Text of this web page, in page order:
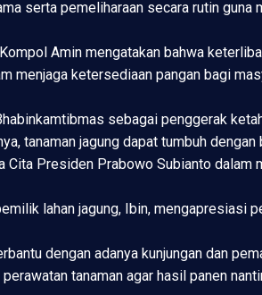
serta pemeliharaan secara rutin guna
Amin mengatakan bahwa
menjaga ketersediaan pangan bagi
sebagai penggerak
tanaman jagung dapat tumbuh
Cita Presiden Prabowo Subianto dalam
lahan jagung, Ibin, mengapresiasi
dengan adanya kunjungan dan
tanaman agar hasil panen